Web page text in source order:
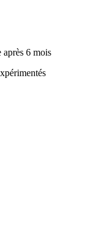
6 mois